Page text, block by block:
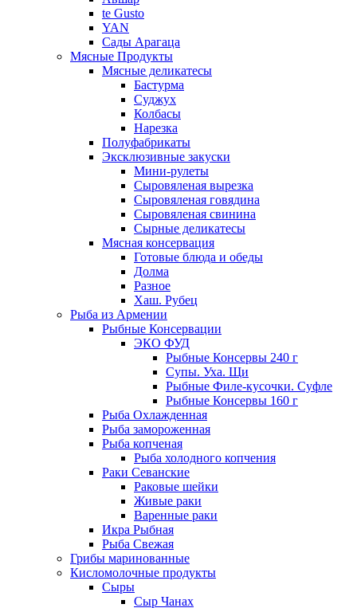
te Gusto
YAN
Сады Арагаца
Мясные Продукты
Мясные деликатесы
Бастурма
Суджух
Колбасы
Нарезка
Полуфабрикаты
Эксклюзивные закуски
Мини-рулеты
Сыровяленая вырезка
Сыровяленая говядина
Сыровяленая свинина
Сырные деликатесы
Мясная консервация
Готовые блюда и обеды
Долма
Разное
Хаш. Рубец
Рыба из Армении
Рыбные Консервации
ЭКО ФУД
Рыбные Консервы 240 г
Супы. Уха. Щи
Рыбные Филе-кусочки. Суфле
Рыбные Консервы 160 г
Рыба Охлажденная
Рыба замороженная
Рыба копченая
Рыба холодного копчения
Раки Севанские
Раковые шейки
Живые раки
Варенные раки
Икра Рыбная
Рыба Свежая
Грибы маринованные
Кисломолочные продукты
Сыры
Сыр Чанах